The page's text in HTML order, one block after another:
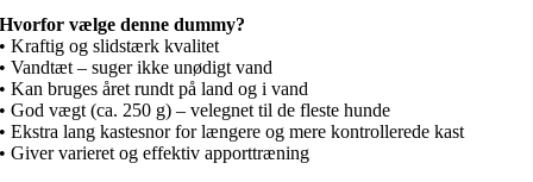
Hvorfor vælge denne dummy?
• Kraftig og slidstærk kvalitet
• Vandtæt – suger ikke unødigt vand
• Kan bruges året rundt på land og i vand
• God vægt (ca. 250 g) – velegnet til de fleste hunde
• Ekstra lang kastesnor for længere og mere kontrollerede kast
• Giver varieret og effektiv apporttræning